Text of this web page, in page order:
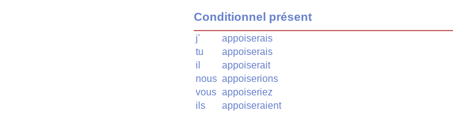
Conditionnel présent
j'
appoiserais
tu
appoiserais
il
appoiserait
nous appoiserions
vous appoiseriez
ils
appoiseraient